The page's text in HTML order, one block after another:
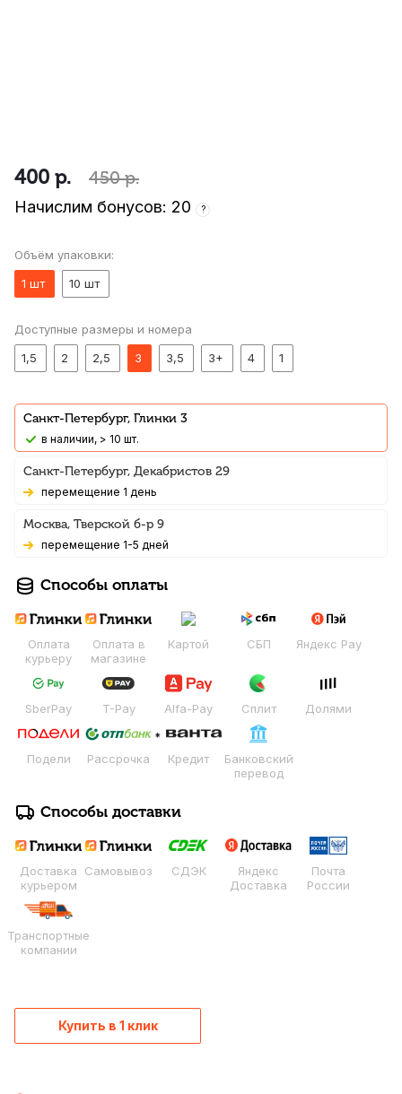
400 р. 450р.
Начислим бонусов: 20 ?
Объём упаковки:
1 шт
10 шт
Доступные размеры и номера
1,5
2 2,5 3 3,5 3+ 4 1
Санкт-Петербург, Глинки 3
В наличии, > 10 шт.
Санкт-Петербург, Декабристов 29
Перемещение 1 день
Москва, Тверской б-р 9
Перемещение 1-5 дней
Способы оплаты
Оплата
курьеру
Оплата в
магазине
Картой СБП Яндекс Pay
SberPay T-Pay Alfa-Pay Сплит Долями
Подели Рассрочка Кредит
Банковский
перевод
Способы доставки
Доставка
курьером
Самовывоз СДЭК
Яндекс
Доставка
Почта
России
Транспортные
компании
Купить в 1 клик